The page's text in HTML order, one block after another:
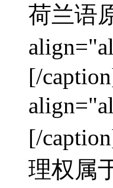
荷兰语
[/
[/
理权属